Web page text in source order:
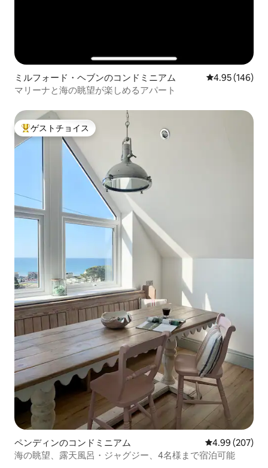
ミルフォード・ヘブンのコンドミニアム レビュー146
4.95 (146)
マリーナと海の眺望が楽しめるアパート
大好評のゲストチョイスです。
ゲストチョイス
ペンディンのコンドミニアム レビュー207
4.99 (207)
海の眺望、露天風呂・ジャグジー、4名様まで宿泊可能